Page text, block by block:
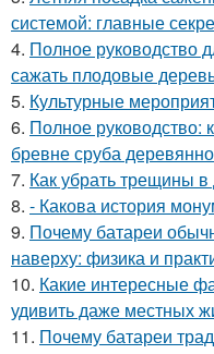
системой: главные
4. Полное руководство
сажать плодовые
5. Культурные
6. Полное руководство:
бревне сруба
7. Как убрать трещины в
8. - Какова история
9. Почему батареи
наверху: физика и
10. Какие интересные
удивить даже местных
11. Почему батареи